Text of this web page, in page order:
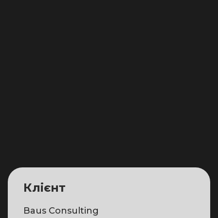
Клієнт
Baus Consulting